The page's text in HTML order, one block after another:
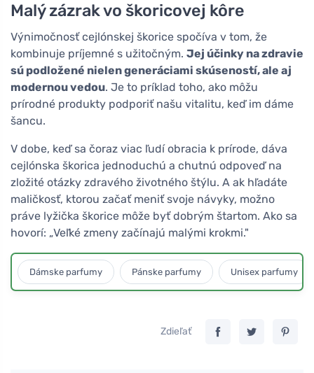
Malý zázrak vo škoricovej kôre
Výnimočnosť cejlónskej škorice spočíva v tom, že
kombinuje príjemné s užitočným. Jej účinky na zdravie
sú podložené nielen generáciami skúseností, ale aj
modernou vedou. Je to príklad toho, ako môžu
prírodné produkty podporiť našu vitalitu, keď im dáme
šancu.
V dobe, keď sa čoraz viac ľudí obracia k prírode, dáva
cejlónska škorica jednoduchú a chutnú odpoveď na
zložité otázky zdravého životného štýlu. A ak hľadáte
maličkosť, ktorou začať meniť svoje návyky, možno
práve lyžička škorice môže byť dobrým štartom. Ako sa
hovorí: „Veľké zmeny začínajú malými krokmi."
Dámske parfumy Pánske parfumy Unisex parfumy
Zdieľať